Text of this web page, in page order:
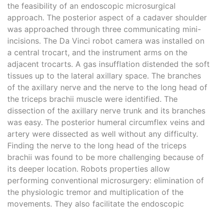
the feasibility of an endoscopic microsurgical
approach. The posterior aspect of a cadaver shoulder
was approached through three communicating mini-
incisions. The Da Vinci robot camera was installed on
a central trocart, and the instrument arms on the
adjacent trocarts. A gas insufflation distended the soft
tissues up to the lateral axillary space. The branches
of the axillary nerve and the nerve to the long head of
the triceps brachii muscle were identified. The
dissection of the axillary nerve trunk and its branches
was easy. The posterior humeral circumflex veins and
artery were dissected as well without any difficulty.
Finding the nerve to the long head of the triceps
brachii was found to be more challenging because of
its deeper location. Robots properties allow
performing conventional microsurgery: elimination of
the physiologic tremor and multiplication of the
movements. They also facilitate the endoscopic